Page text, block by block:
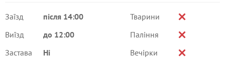
Заїзд
після 14:00
Виїзд
до 12:00
Застава
Ні
Тварини
Паління
Вечірки